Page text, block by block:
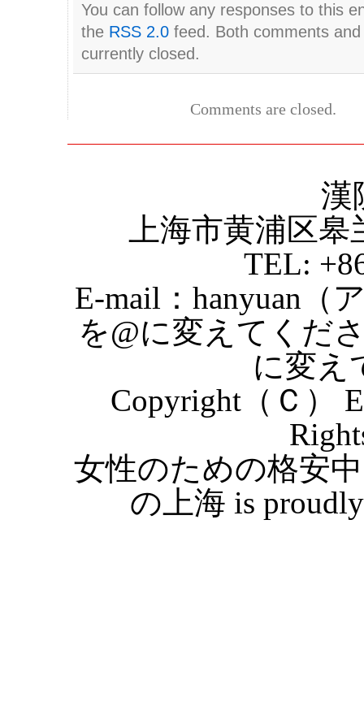
You can follow any responses to this
the RSS 2.0feed. Both comments and
currently closed.
Comments are closed.
漢
上海市黄浦区
TEL:
E-mail：hanyuan（
を@に変えてく
に変え
Copyright（Ｃ）
女性のための格安
の上海 is